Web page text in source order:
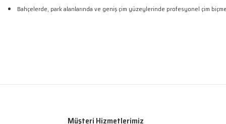
Bahçelerde, park alanlarında ve geniş çim yüzeylerinde profesyonel çim
Ürün bilgilerinde hatalar bulunuyor.
mehmet sert | 13/02/2026Müşteri Hizmetlerimiz